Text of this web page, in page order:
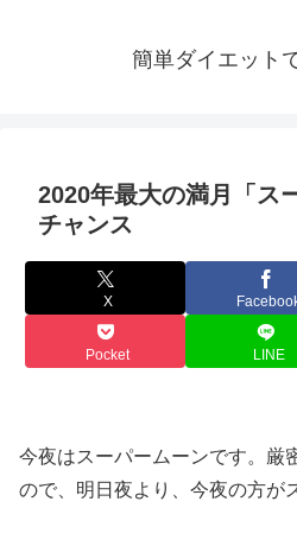
簡単ダイエット
2020年最大の満月「ス
チャンス
X
Pocket LINE
今夜はスーパームーンです。厳
ので、明日夜より、今夜の方が